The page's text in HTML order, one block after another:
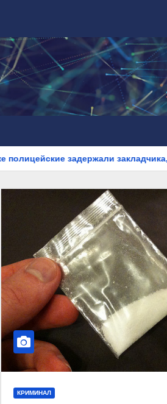
закладчика,
КРИМИНАЛ